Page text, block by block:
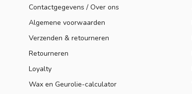
Contactgegevens / Over ons
Algemene voorwaarden
Verzenden & retourneren
Retourneren
Loyalty
Wax en Geurolie-calculator